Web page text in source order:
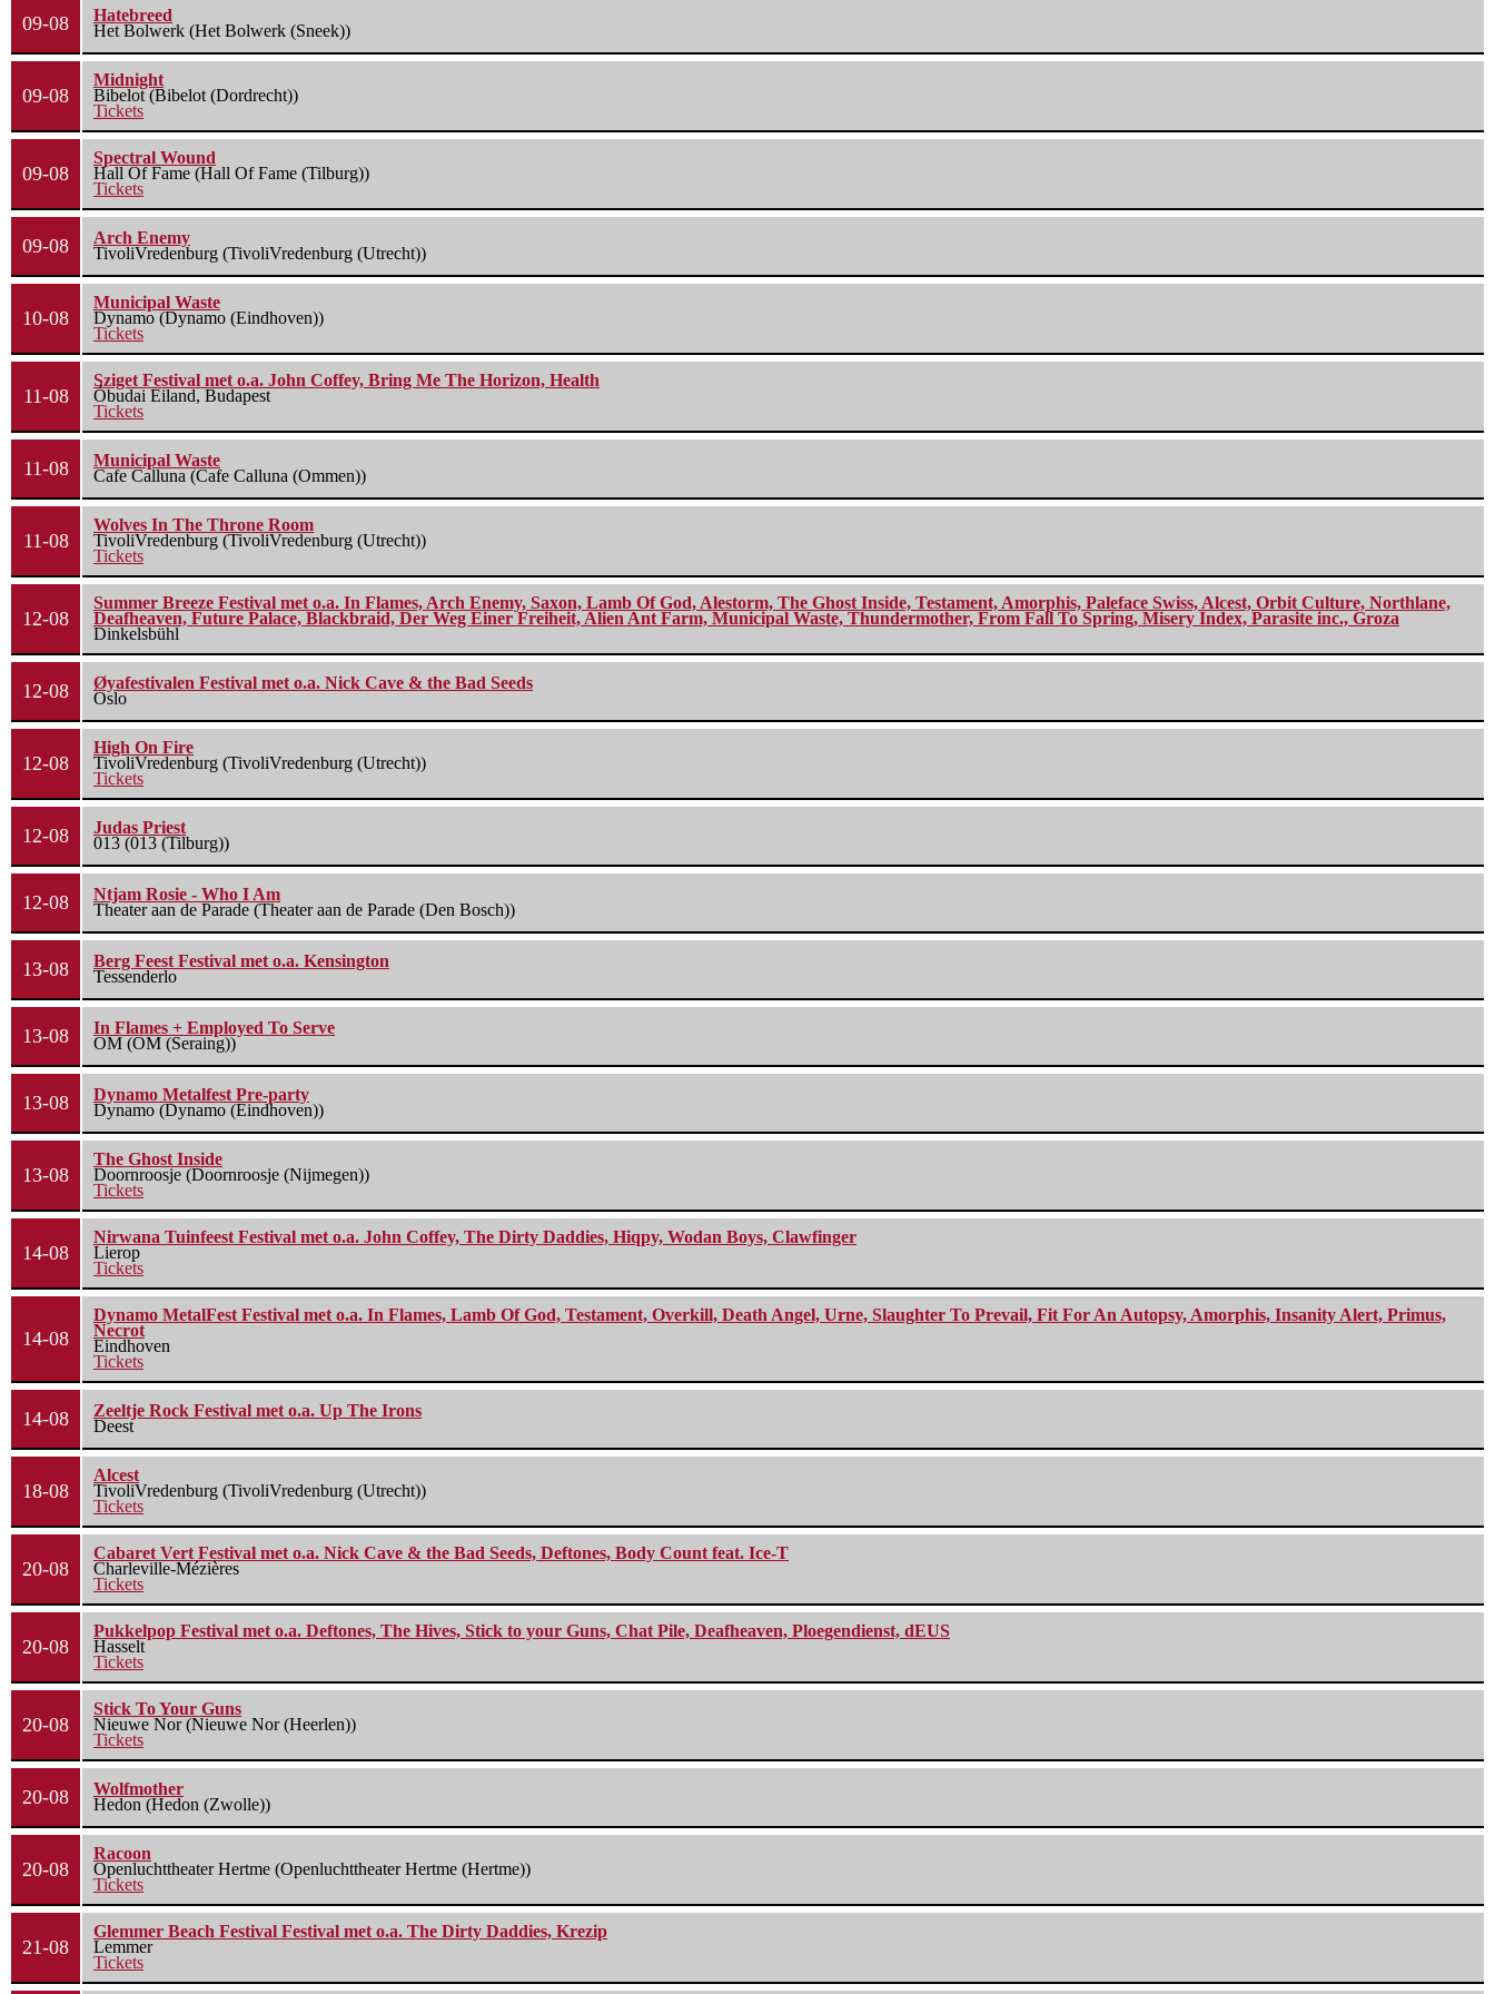
09-08
Hatebreed
Het Bolwerk (Het Bolwerk (Sneek))
09-08
Midnight
Bibelot (Bibelot (Dordrecht))
Tickets
09-08
Spectral Wound
Hall Of Fame (Hall Of Fame (Tilburg))
Tickets
09-08
Arch Enemy
TivoliVredenburg (TivoliVredenburg (Utrecht))
10-08
Municipal Waste
Dynamo (Dynamo (Eindhoven))
Tickets
11-08
Sziget Festival met o.a. John Coffey, Bring Me The Horizon, Health
Óbudai Eiland, Budapest
Tickets
11-08
Municipal Waste
Cafe Calluna (Cafe Calluna (Ommen))
11-08
Wolves In The Throne Room
TivoliVredenburg (TivoliVredenburg (Utrecht))
Tickets
12-08
Summer Breeze Festival met o.a. In Flames, Arch Enemy, Saxon, Lamb Of God, Alestorm, The Ghost Inside, Testament, Amorphis, Paleface Swiss, Alcest, Orbit Culture, Northlane,
Deafheaven, Future Palace, Blackbraid, Der Weg Einer Freiheit, Alien Ant Farm, Municipal Waste, Thundermother, From Fall To Spring, Misery Index, Parasite inc., Groza
Dinkelsbühl
12-08
Øyafestivalen Festival met o.a. Nick Cave & the Bad Seeds
Oslo
12-08
High On Fire
TivoliVredenburg (TivoliVredenburg (Utrecht))
Tickets
12-08
Judas Priest
013 (013 (Tilburg))
12-08
Ntjam Rosie - Who I Am
Theater aan de Parade (Theater aan de Parade (Den Bosch))
13-08
Berg Feest Festival met o.a. Kensington
Tessenderlo
13-08
In Flames + Employed To Serve
OM (OM (Seraing))
13-08
Dynamo Metalfest Pre-party
Dynamo (Dynamo (Eindhoven))
13-08
The Ghost Inside
Doornroosje (Doornroosje (Nijmegen))
Tickets
14-08
Nirwana Tuinfeest Festival met o.a. John Coffey, The Dirty Daddies, Hiqpy, Wodan Boys, Clawfinger
Lierop
Tickets
14-08
Dynamo MetalFest Festival met o.a. In Flames, Lamb Of God, Testament, Overkill, Death Angel, Urne, Slaughter To Prevail, Fit For An Autopsy, Amorphis, Insanity Alert, Primus,
Necrot
Eindhoven
Tickets
14-08
Zeeltje Rock Festival met o.a. Up The Irons
Deest
18-08
Alcest
TivoliVredenburg (TivoliVredenburg (Utrecht))
Tickets
20-08
Cabaret Vert Festival met o.a. Nick Cave & the Bad Seeds, Deftones, Body Count feat. Ice-T
Charleville-Mézières
Tickets
20-08
Pukkelpop Festival met o.a. Deftones, The Hives, Stick to your Guns, Chat Pile, Deafheaven, Ploegendienst, dEUS
Hasselt
Tickets
20-08
Stick To Your Guns
Nieuwe Nor (Nieuwe Nor (Heerlen))
Tickets
20-08
Wolfmother
Hedon (Hedon (Zwolle))
20-08
Racoon
Openluchttheater Hertme (Openluchttheater Hertme (Hertme))
Tickets
21-08
Glemmer Beach Festival Festival met o.a. The Dirty Daddies, Krezip
Lemmer
Tickets